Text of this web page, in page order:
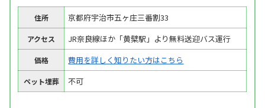
住所 京都府宇治市五ヶ庄三番割33
アクセス JR奈良線ほか「黄檗駅」より無料送迎バス運行
価格 費用を詳しく知りたい方はこちら
ペット埋葬 不可